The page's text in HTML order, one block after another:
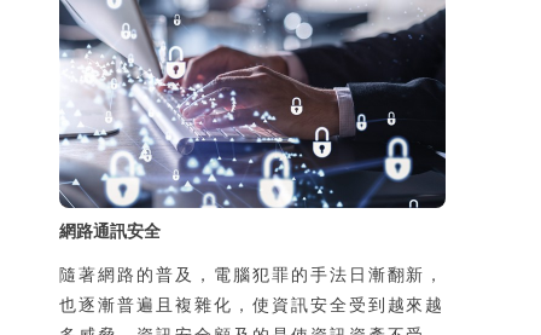
是私用或是經過公司網路管理人員保護，如今
透過手機在陌生的地方使用別人的線路上網，
可能導致通訊內容被竊聽，第二個原因是由於
使用了惡意的App卻不瞭解其風險，也可能導
致個資外洩，並且可能導致本人手機的發話或
簡訊功能被盜用，所
網路通訊安全
隨著網路的普及，電腦犯罪的手法日漸翻新，
也逐漸普遍且複雜化，使資訊安全受到越來越